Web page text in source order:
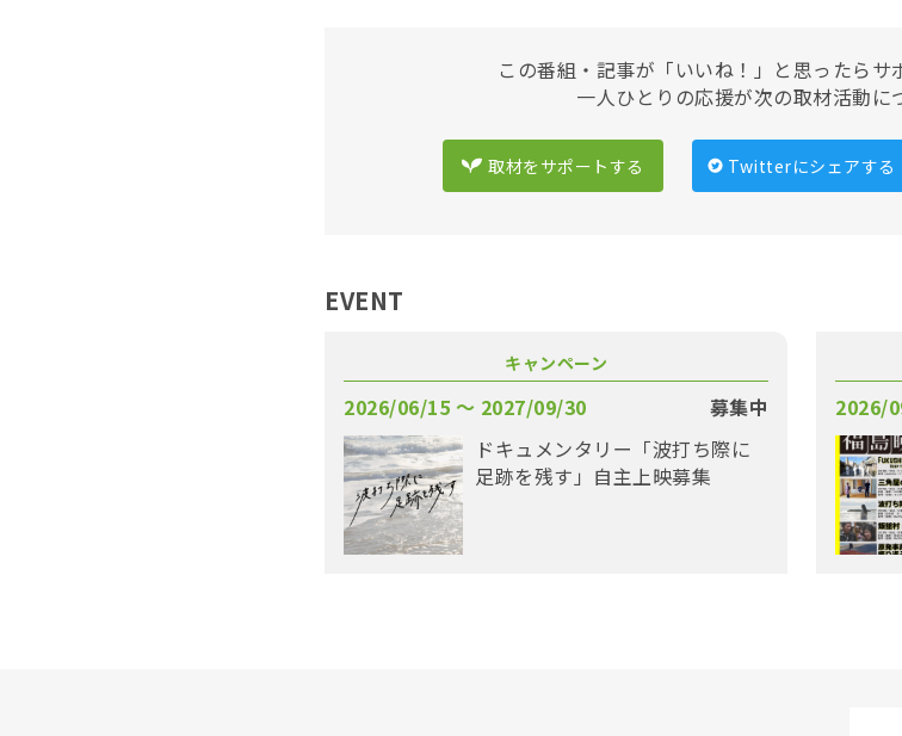
この番組・記事が「いいね！」と思ったらサ
一人ひとりの応援が次の取材活動に
取材をサポートする Twitterにシェアする
EVENT
キャンペーン
2026/06/15 〜 2027/09/30
募集中
ドキュメンタリー「波打ち際に
足跡を残す」自主上映募集
2026/